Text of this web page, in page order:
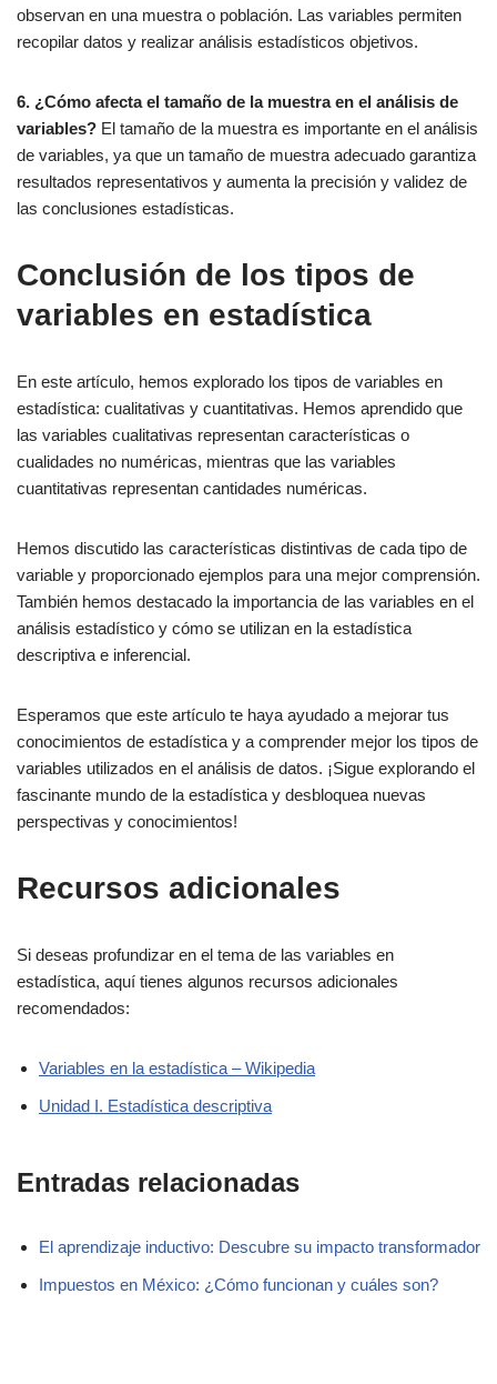
observan en una muestra o población. Las variables permiten
recopilar datos y realizar análisis estadísticos objetivos.
6. ¿Cómo afecta el tamaño de la muestra en el análisis de
variables? El tamaño de la muestra es importante en el análisis
de variables, ya que un tamaño de muestra adecuado garantiza
resultados representativos y aumenta la precisión y validez de
las conclusiones estadísticas.
Conclusión de los tipos de
variables en estadística
En este artículo, hemos explorado los tipos de variables en
estadística: cualitativas y cuantitativas. Hemos aprendido que
las variables cualitativas representan características o
cualidades no numéricas, mientras que las variables
cuantitativas representan cantidades numéricas.
Hemos discutido las características distintivas de cada tipo de
variable y proporcionado ejemplos para una mejor comprensión.
También hemos destacado la importancia de las variables en el
análisis estadístico y cómo se utilizan en la estadística
descriptiva e inferencial.
Esperamos que este artículo te haya ayudado a mejorar tus
conocimientos de estadística y a comprender mejor los tipos de
variables utilizados en el análisis de datos. ¡Sigue explorando el
fascinante mundo de la estadística y desbloquea nuevas
perspectivas y conocimientos!
Recursos adicionales
Si deseas profundizar en el tema de las variables en
estadística, aquí tienes algunos recursos adicionales
recomendados:
Variables en la estadística – Wikipedia
Unidad I. Estadística descriptiva
Entradas relacionadas
El aprendizaje inductivo: Descubre su impacto transformador
Impuestos en México: ¿Cómo funcionan y cuáles son?